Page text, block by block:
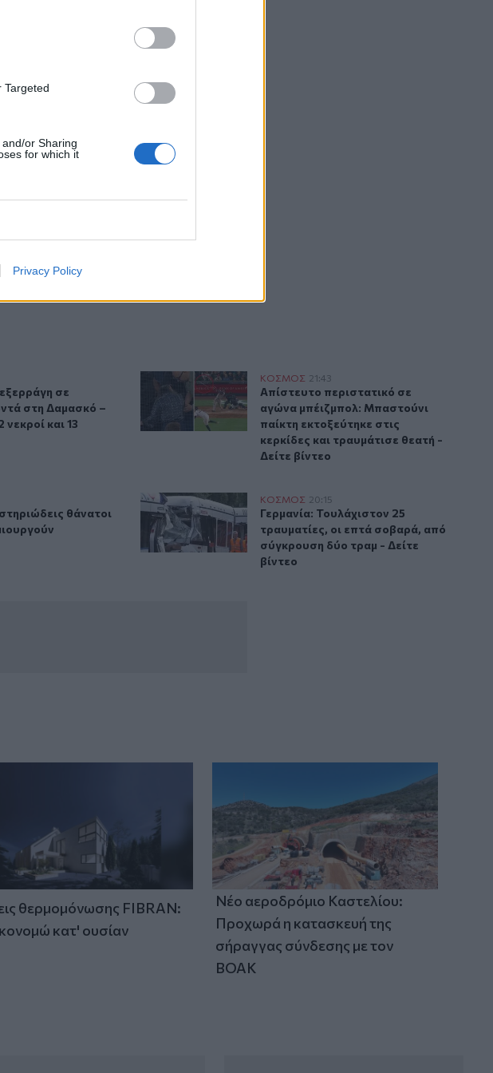
Targeted
or Sharing
for which it
Privacy Policy
ταράνδων δημιουργούν ερωτηματικά
20:29
Ιεράπετρα: Χειροπέδες σε 20χρονο
φερόμενο διακινητή για την «καραβιά»
με τους 45 μετανάστες
κοντά στη Δαμασκό – Τουλάχιστον 2 νεκροί και 13 τραυματίες
σε λεωφορείο κοντά στη Δαμασκό – Τουλάχιστον 2 νεκροί και 13
σε
στη Δαμασκό –
και 13
Απίστευτο περιστατικό σε αγώνα μπέιζμπολ: Μπαστούνι
ΚΟΣΜΟΣ 21:43
Απίστευτο περιστατικό σε αγώνα
Απίστευτο περιστατικό σε
αγώνα μπέιζμπολ: Μπαστούνι
παίκτη εκτοξεύτηκε στις
κερκίδες και τραυμάτισε θεατή -
Δείτε βίντεο
και Ρωσία
δημιουργούν ερωτηματικά
θάνατοι ταράνδων δημιουργούν ερωτηματικά
θάνατοι
Γερμανία: Τουλάχιστον 25 τραυματίες, οι επτά σοβαρά,
ΚΟΣΜΟΣ 20:15
Γερμανία: Τουλάχιστον 25
Γερμανία: Τουλάχιστον 25
τραυματίες, οι επτά σοβαρά, από
σύγκρουση δύο τραμ - Δείτε
βίντεο
θερμομόνωσης FIBRAN:
κατ' ουσίαν
Νέο αεροδρόμιο Καστελίου:
Προχωρά η κατασκευή της
σήραγγας σύνδεσης με τον
ΒΟΑΚ